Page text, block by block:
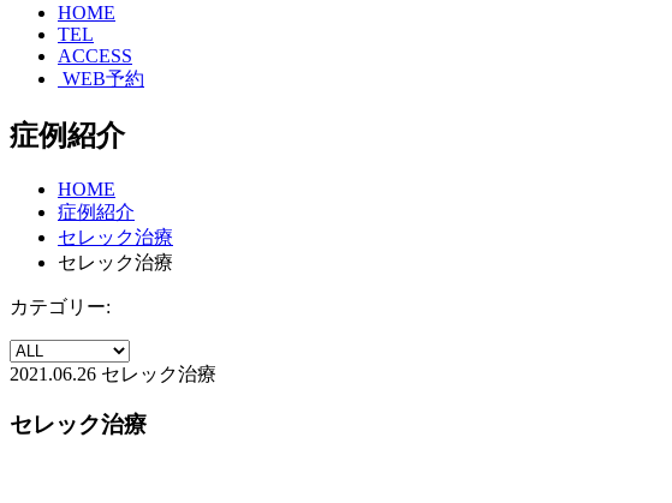
HOME
TEL
ACCESS
WEB予約
症例紹介
HOME
症例紹介
セレック治療
セレック治療
カテゴリー:
2021.06.26 セレック治療
セレック治療